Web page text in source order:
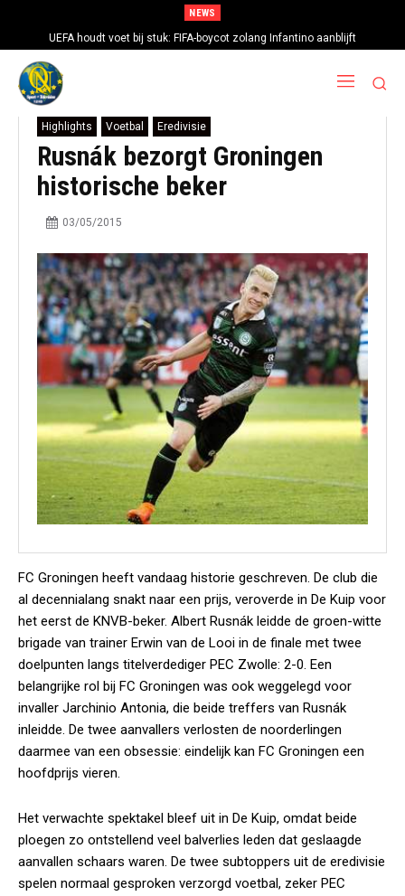
NEWS
UEFA houdt voet bij stuk: FIFA-boycot zolang Infantino aanblijft
Highlights Voetbal Eredivisie
Rusnák bezorgt Groningen
historische beker
03/05/2015
FC Groningen heeft vandaag historie geschreven. De club die
al decennialang snakt naar een prijs, veroverde in De Kuip voor
het eerst de KNVB-beker. Albert Rusnák leidde de groen-witte
brigade van trainer Erwin van de Looi in de finale met twee
doelpunten langs titelverdediger PEC Zwolle: 2-0. Een
belangrijke rol bij FC Groningen was ook weggelegd voor
invaller Jarchinio Antonia, die beide treffers van Rusnák
inleidde. De twee aanvallers verlosten de noorderlingen
daarmee van een obsessie: eindelijk kan FC Groningen een
hoofdprijs vieren.
Het verwachte spektakel bleef uit in De Kuip, omdat beide
ploegen zo ontstellend veel balverlies leden dat geslaagde
aanvallen schaars waren. De twee subtoppers uit de eredivisie
spelen normaal gesproken verzorgd voetbal, zeker PEC